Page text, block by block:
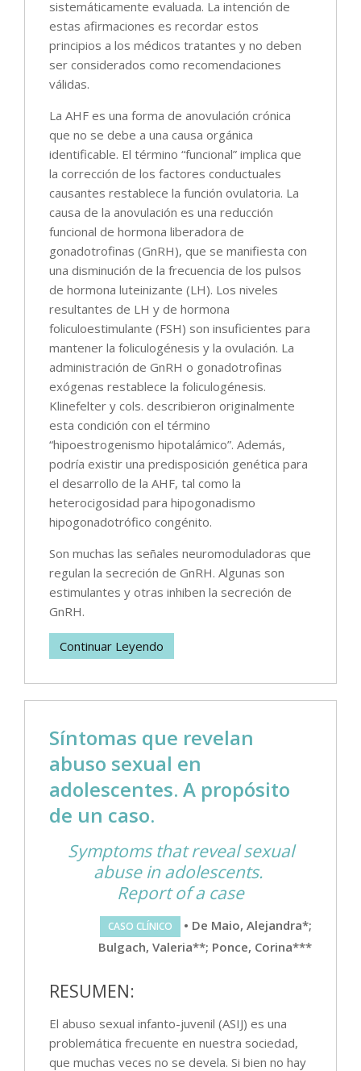
sistemáticamente evaluada. La intención de
estas afirmaciones es recordar estos
principios a los médicos tratantes y no deben
ser considerados como recomendaciones
válidas.
La AHF es una forma de anovulación crónica
que no se debe a una causa orgánica
identificable. El término “funcional” implica que
la corrección de los factores conductuales
causantes restablece la función ovulatoria. La
causa de la anovulación es una reducción
funcional de hormona liberadora de
gonadotrofinas (GnRH), que se manifiesta con
una disminución de la frecuencia de los pulsos
de hormona luteinizante (LH). Los niveles
resultantes de LH y de hormona
foliculoestimulante (FSH) son insuficientes para
mantener la foliculogénesis y la ovulación. La
administración de GnRH o gonadotrofinas
exógenas restablece la foliculogénesis.
Klinefelter y cols. describieron originalmente
esta condición con el término
“hipoestrogenismo hipotalámico”. Además,
podría existir una predisposición genética para
el desarrollo de la AHF, tal como la
heterocigosidad para hipogonadismo
hipogonadotrófico congénito.
Son muchas las señales neuromoduladoras que
regulan la secreción de GnRH. Algunas son
estimulantes y otras inhiben la secreción de
GnRH.
Continuar Leyendo
Síntomas que revelan
abuso sexual en
adolescentes. A propósito
de un caso.
Symptoms that reveal sexual
abuse in adolescents.
Report of a case
CASO CLÍNICO
• De Maio, Alejandra*;
Bulgach, Valeria**; Ponce, Corina***
RESUMEN:
El abuso sexual infanto-juvenil (ASIJ) es una
problemática frecuente en nuestra sociedad,
que muchas veces no se devela. Si bien no hay